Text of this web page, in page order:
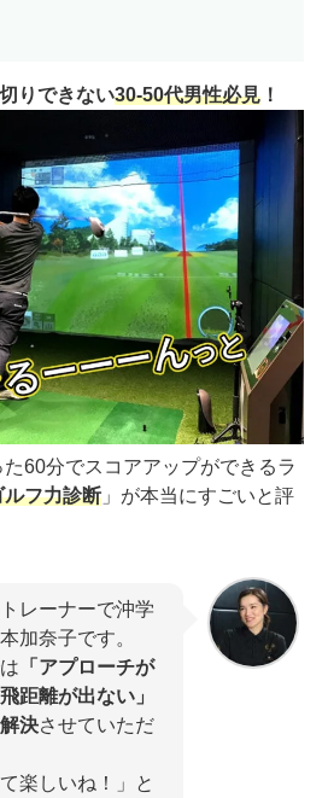
りできない30-50代男性必見 ！
60分でスコアアップができるラ
ルフ力診断 」が本当にすごいと評
レーナーで沖学
加奈子です。
「アプローチが
距離が出ない」
決させていただ
楽しいね！」と